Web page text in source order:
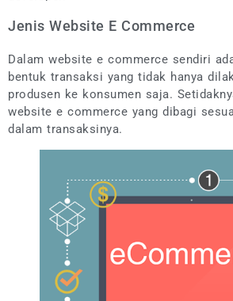
Jenis Website E Commerce
Dalam website e commerce sendiri
bentuk transaksi yang tidak hanya
produsen ke konsumen saja.
website e commerce yang dibagi
dalam transaksinya.